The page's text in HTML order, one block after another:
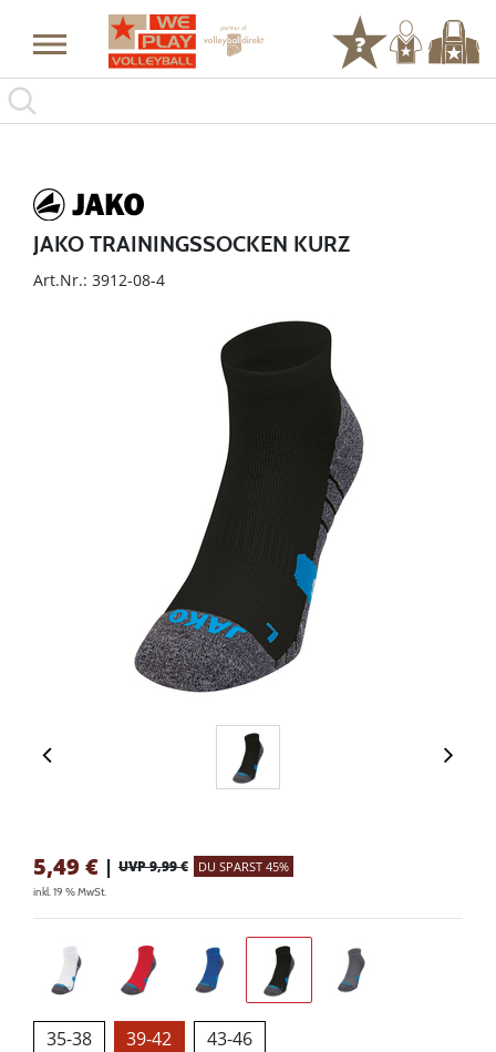
JAKO TRAININGSSOCKEN KURZ
Art.Nr.: 3912-08-4
5,49 € | UVP 9,99 € DU SPARST 45%
inkl. 19 % MwSt.
35-38 39-42 43-46